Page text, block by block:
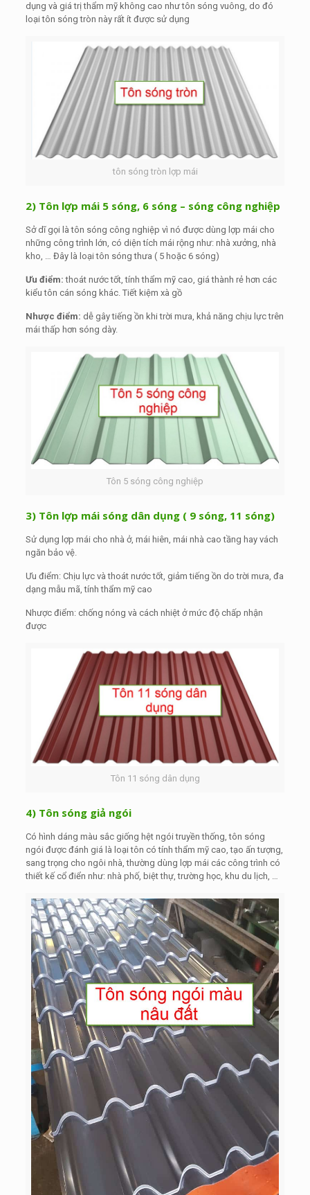
dụng và giá trị thẩm mỹ không cao như tôn sóng vuông, do đó
loại tôn sóng tròn này rất ít được sử dụng
tôn sóng tròn lợp mái
2) Tôn lợp mái 5 sóng, 6 sóng – sóng công nghiệp
Sở dĩ gọi là tôn sóng công nghiệp vì nó được dùng lợp mái cho
những công trình lớn, có diện tích mái rộng như: nhà xưởng, nhà
kho, … Đây là loại tôn sóng thưa ( 5 hoặc 6 sóng)
Ưu điểm: thoát nước tốt, tính thẩm mỹ cao, giá thành rẻ hơn các
kiểu tôn cán sóng khác. Tiết kiệm xà gồ
Nhược điểm: dễ gây tiếng ồn khi trời mưa, khả năng chịu lực trên
mái thấp hơn sóng dày.
Tôn 5 sóng công nghiệp
3) Tôn lợp mái sóng dân dụng ( 9 sóng, 11 sóng)
Sử dụng lợp mái cho nhà ở, mái hiên, mái nhà cao tầng hay vách
ngăn bảo vệ.
Ưu điểm: Chịu lực và thoát nước tốt, giảm tiếng ồn do trời mưa, đa
dạng mẫu mã, tính thẩm mỹ cao
Nhược điểm: chống nóng và cách nhiệt ở mức độ chấp nhận
được
Tôn 11 sóng dân dụng
4) Tôn sóng giả ngói
Có hình dáng màu sắc giống hệt ngói truyền thống, tôn sóng
ngói được đánh giá là loại tôn có tính thẩm mỹ cao, tạo ấn tượng,
sang trọng cho ngôi nhà, thường dùng lợp mái các công trình có
thiết kế cổ điển như: nhà phố, biệt thự, trường học, khu du lịch, …